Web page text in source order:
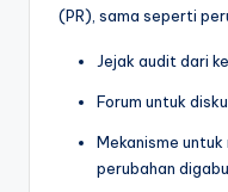
(PR), sama seperti
Jejak audit dari
Forum untuk
Mekanisme
perubahan